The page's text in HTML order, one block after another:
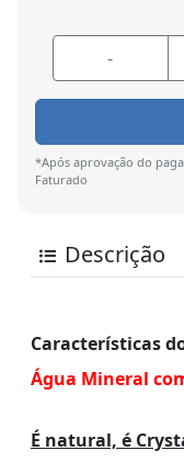
-
*Após aprovação do
Faturado
Descrição
Características
Água Mineral
É natural, é